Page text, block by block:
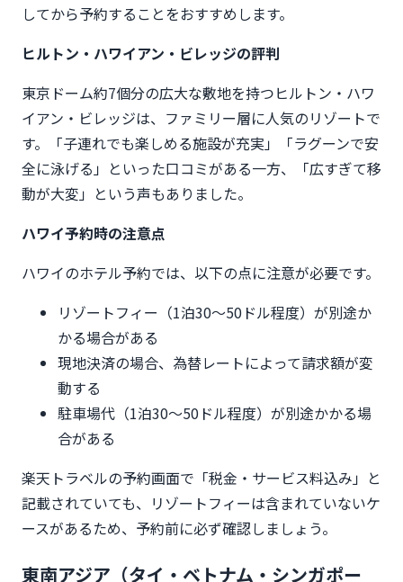
してから予約することをおすすめします。
ヒルトン・ハワイアン・ビレッジの評判
東京ドーム約7個分の広大な敷地を持つヒルトン・ハワ
イアン・ビレッジは、ファミリー層に人気のリゾートで
す。「子連れでも楽しめる施設が充実」「ラグーンで安
全に泳げる」といった口コミがある一方、「広すぎて移
動が大変」という声もありました。
ハワイ予約時の注意点
ハワイのホテル予約では、以下の点に注意が必要です。
リゾートフィー（1泊30〜50ドル程度）が別途か
かる場合がある
現地決済の場合、為替レートによって請求額が変
動する
駐車場代（1泊30〜50ドル程度）が別途かかる場
合がある
楽天トラベルの予約画面で「税金・サービス料込み」と
記載されていても、リゾートフィーは含まれていないケ
ースがあるため、予約前に必ず確認しましょう。
東南アジア（タイ・ベトナム・シンガポー